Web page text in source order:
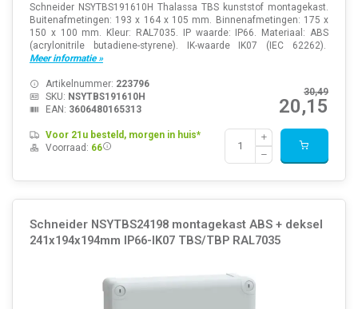
Schneider NSYTBS191610H Thalassa TBS kunststof montagekast.
Buitenafmetingen: 193 x 164 x 105 mm. Binnenafmetingen: 175 x
150 x 100 mm. Kleur: RAL7035. IP waarde: IP66. Materiaal: ABS
(acrylonitrile butadiene-styrene). IK-waarde IK07 (IEC 62262).
Meer informatie »
30,49
20,15
Artikelnummer: 223796
SKU: NSYTBS191610H
EAN: 3606480165313
Voor 21u besteld, morgen in huis*
Voorraad: 66
Schneider NSYTBS24198 montagekast ABS + deksel
241x194x194mm IP66-IK07 TBS/TBP RAL7035